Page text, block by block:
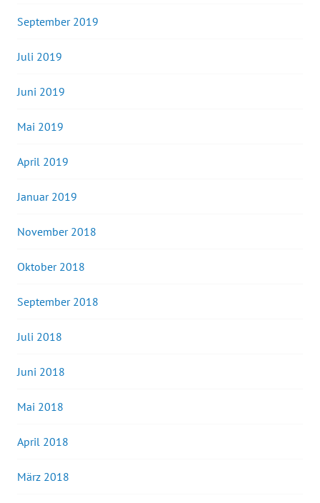
September 2019
Juli 2019
Juni 2019
Mai 2019
April 2019
Januar 2019
November 2018
Oktober 2018
September 2018
Juli 2018
Juni 2018
Mai 2018
April 2018
März 2018